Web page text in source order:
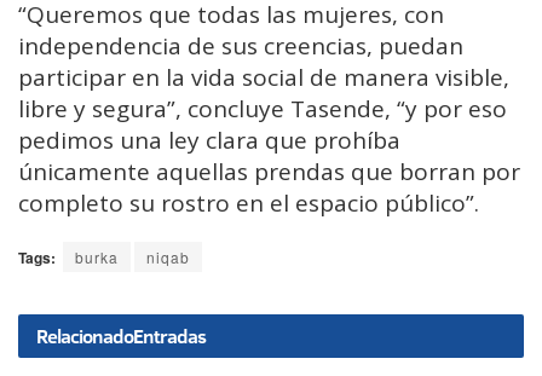
“Queremos que todas las mujeres, con
independencia de sus creencias, puedan
participar en la vida social de manera visible,
libre y segura”, concluye Tasende, “y por eso
pedimos una ley clara que prohíba
únicamente aquellas prendas que borran por
completo su rostro en el espacio público”.
Tags: burka niqab
RelacionadoEntradas